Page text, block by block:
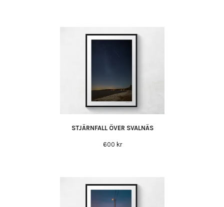
STJÄRNFALL ÖVER SVALNÄS
600 kr